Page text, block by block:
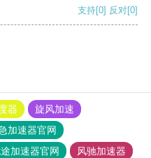
支持[0] 反对[0]
器
旋风加速
加速器官网
加速器官网
风驰加速器